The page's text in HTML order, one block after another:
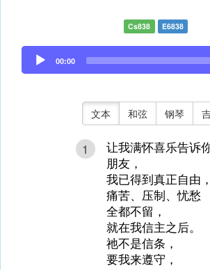
Cs838 E6838
Audio
Player
00:00
文本 和弦 钢琴
1
让我满怀喜乐告诉
朋友，
我已得到真正自由，
痛苦、压制、忧愁
全都不留，
就在我信主之后。
祂不是信条，
要我来遵守，